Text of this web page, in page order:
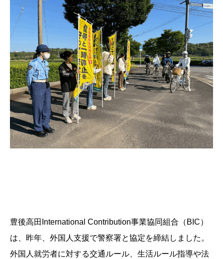
豊後高田International Contribution事業協同組合（BIC）
は、昨年、外国人支援で警察署と協定を締結しました。
外国人就労者に対する交通ルール、生活ルール指導や法